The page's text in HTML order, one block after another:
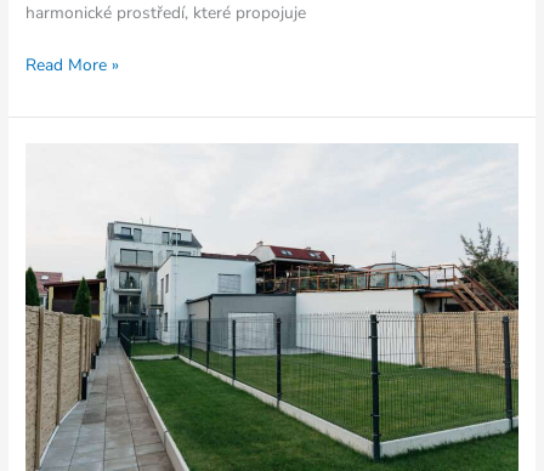
harmonické prostředí, které propojuje
Read More »